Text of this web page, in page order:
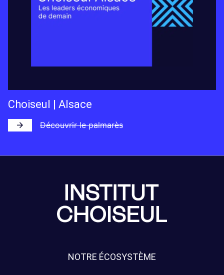
Choiseul | Alsace
Découvrir le palmarès
NOTRE ÉCOSYSTÈME